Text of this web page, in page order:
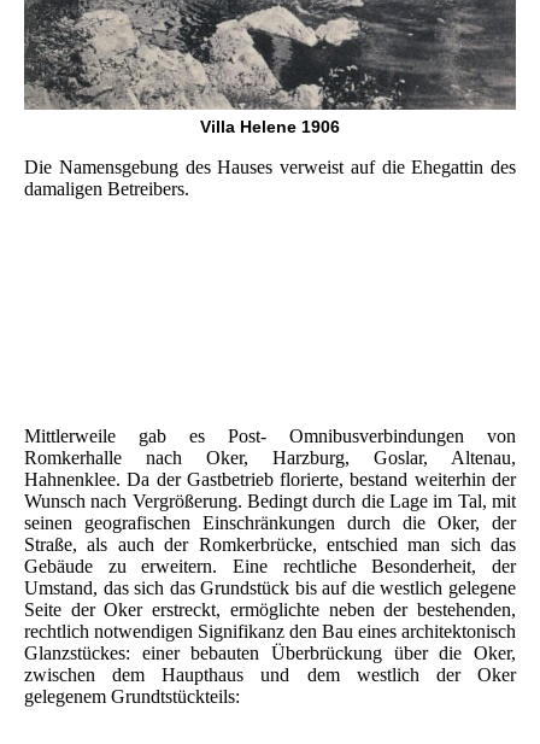
Villa Helene 1906
Die Namensgebung des Hauses verweist auf die Ehegattin des
damaligen Betreibers.
Mittlerweile gab es Post- Omnibusverbindungen von
Romkerhalle nach Oker, Harzburg, Goslar, Altenau,
Hahnenklee. Da der Gastbetrieb florierte, bestand weiterhin der
Wunsch nach Vergrößerung. Bedingt durch die Lage im Tal, mit
seinen geografischen Einschränkungen durch die Oker, der
Straße, als auch der Romkerbrücke, entschied man sich das
Gebäude zu erweitern. Eine rechtliche Besonderheit, der
Umstand, das sich das Grundstück bis auf die westlich gelegene
Seite der Oker erstreckt, ermöglichte neben der bestehenden,
rechtlich notwendigen Signifikanz den Bau eines architektonisch
Glanzstückes: einer bebauten Überbrückung über die Oker,
zwischen dem Haupthaus und dem westlich der Oker
gelegenem Grundtstückteils: